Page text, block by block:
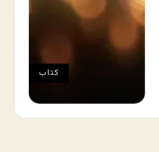
کتاب